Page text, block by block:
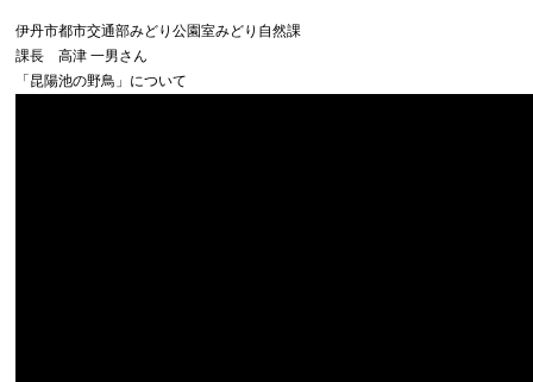
伊丹市都市交通部みどり公園室みどり自然課
課長 高津 一男さん
「昆陽池の野鳥」について